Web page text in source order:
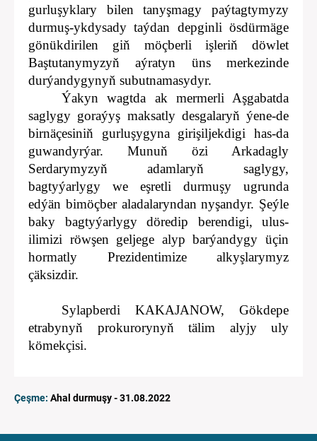
gurluşyklary bilen tanyşmagy paýtagtymyzy
durmuş-ykdysady taýdan depginli ösdürmäge
gönükdirilen giň möçberli işleriň döwlet
Baştutanymyzyň aýratyn üns merkezinde
durýandygynyň subutnamasydyr.
Ýakyn wagtda ak mermerli Aşgabatda
saglygy goraýyş maksatly desgalaryň ýene-de
birnäçesiniň gurluşygyna girişiljekdigi has-da
guwandyrýar. Munuň özi Arkadagly
Serdarymyzyň adamlaryň saglygy,
bagtyýarlygy we eşretli durmuşy ugrunda
edýän bimöçber aladalaryndan nyşandyr. Şeýle
baky bagtyýarlygy döredip berendigi, ulus-
ilimizi röwşen geljege alyp barýandygy üçin
hormatly Prezidentimize alkyşlarymyz
çäksizdir.
Sylapberdi KAKAJANOW, Gökdepe
etrabynyň prokurorynyň tälim alyjy uly
kömekçisi.
Çeşme: Ahal durmuşy - 31.08.2022